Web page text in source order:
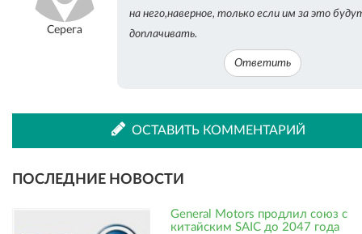
Серега
на него,наверное, только если им за это
доплачивать.
Ответить
ОСТАВИТЬ КОММЕНТАРИЙ
ПОСЛЕДНИЕ НОВОСТИ
General Motors продлил союз с
китайским SAIC до 2047 года